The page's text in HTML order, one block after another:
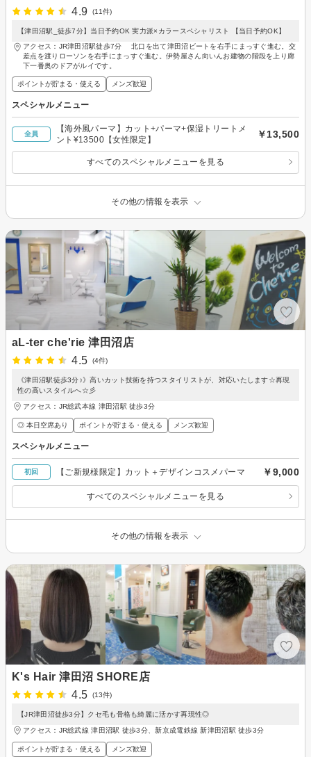
4.9
(11件)
【津田沼駅_徒歩7分】当日予約OK 実力派×カラースペシャリスト 【当日予約OK】
アクセス：JR津田沼駅徒歩7分 北口を出て津田沼ビートを右手にまっすぐ進む。交
差点を渡りローソンを右手にまっすぐ進む。伊勢屋さん向いんお建物の階段を上り廊
下一番奥のドアがルイです。
ポイントが貯まる・使える メンズ歓迎
スペシャルメニュー
全員
【海外風パーマ】カット+パーマ+保湿トリートメ
ント¥13500【女性限定】
￥13,500
すべてのスペシャルメニューを見る
その他の情報を表示
aL-ter che'rie 津田沼店
4.5
(4件)
《津田沼駅徒歩3分♪》高いカット技術を持つスタイリストが、対応いたします☆再現
性の高いスタイルへ☆彡
アクセス：JR総武本線 津田沼駅 徒歩3分
◎ 本日空席あり ポイントが貯まる・使える メンズ歓迎
スペシャルメニュー
初回 【ご新規様限定】カット＋デザインコスメパーマ ￥9,000
すべてのスペシャルメニューを見る
その他の情報を表示
K's Hair 津田沼 SHORE店
4.5
(13件)
【JR津田沼徒歩3分】クセ毛も骨格も綺麗に活かす再現性◎
アクセス：JR総武線 津田沼駅 徒歩3分、新京成電鉄線 新津田沼駅 徒歩3分
ポイントが貯まる・使える メンズ歓迎